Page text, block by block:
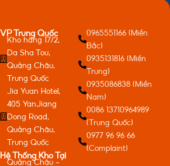
VP Trung Quốc
Kho hàng 17/2,
Da Sha Tou,
Quảng Châu,
Trung Quốc
Jia Yuan Hotel,
405 YanJiang
Dong Road,
Quảng Châu,
Trung Quốc
Hệ Thống Kho Tại
Quảng Châu -
0965551166 (Miền
Bắc)
0935131816 (Miền
Trung)
0935086838 (Miền
Nam)
0086 13710964989
(Trung Quốc)
0977 96 96 66
(Complaint)